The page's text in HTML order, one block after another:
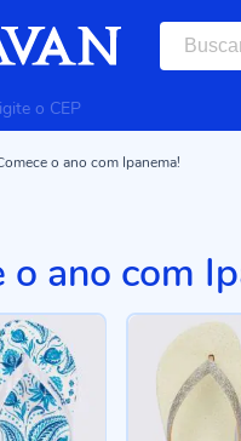
o ano com Ipanema!
o ano com